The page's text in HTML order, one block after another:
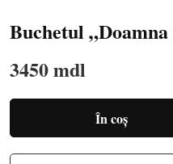
Buchetul
3450 mdl
În coș